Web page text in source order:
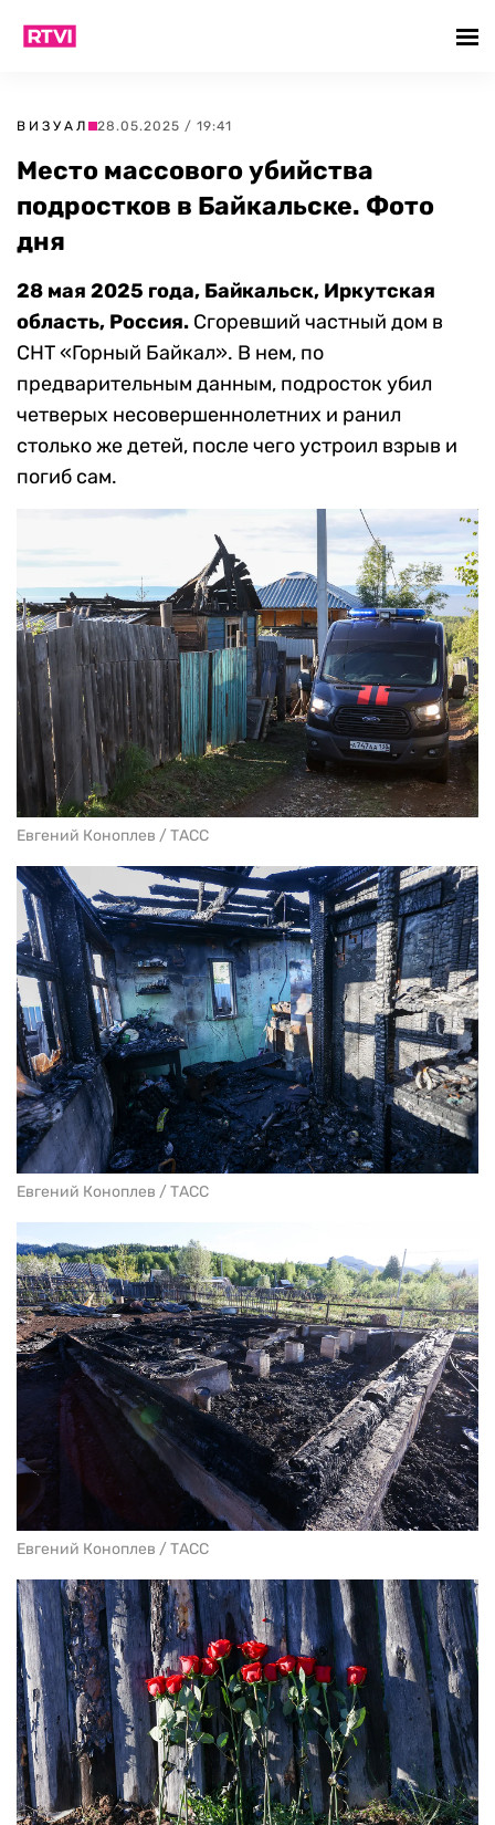
ВИЗУАЛ 28.05.2025 / 19:41
Место массового убийства
подростков в Байкальске. Фото
дня
28 мая 2025 года, Байкальск, Иркутская
область, Россия. Сгоревший частный дом в
СНТ «Горный Байкал». В нем, по
предварительным данным, подросток убил
четверых несовершеннолетних и ранил
столько же детей, после чего устроил взрыв и
погиб сам.
Евгений Коноплев / ТАСС
Евгений Коноплев / ТАСС
Евгений Коноплев / ТАСС